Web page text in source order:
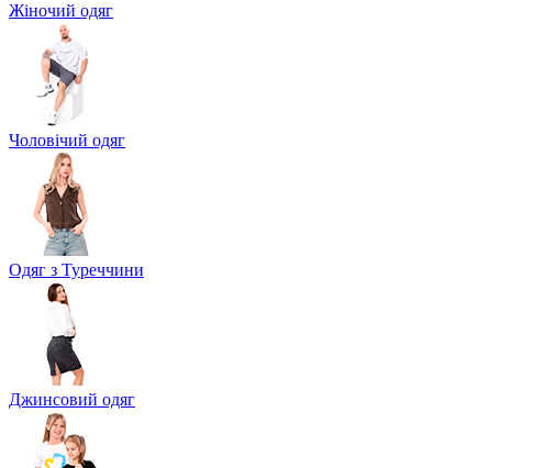
Жіночий одяг
Чоловічий одяг
Одяг з Туреччини
Джинсовий одяг